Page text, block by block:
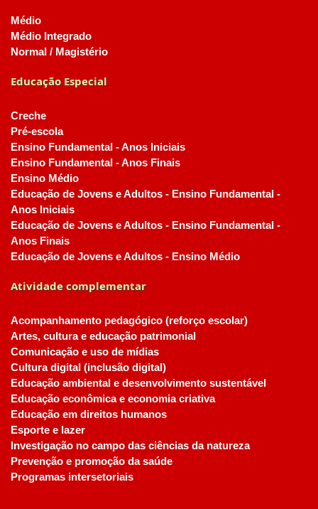
Médio
Médio Integrado
Normal / Magistério
Educação Especial
Creche
Pré-escola
Ensino Fundamental - Anos Iniciais
Ensino Fundamental - Anos Finais
Ensino Médio
Educação de Jovens e Adultos - Ensino Fundamental -
Anos Iniciais
Educação de Jovens e Adultos - Ensino Fundamental -
Anos Finais
Educação de Jovens e Adultos - Ensino Médio
Atividade complementar
Acompanhamento pedagógico (reforço escolar)
Artes, cultura e educação patrimonial
Comunicação e uso de mídias
Cultura digital (inclusão digital)
Educação ambiental e desenvolvimento sustentável
Educação econômica e economia criativa
Educação em direitos humanos
Esporte e lazer
Investigação no campo das ciências da natureza
Prevenção e promoção da saúde
Programas intersetoriais